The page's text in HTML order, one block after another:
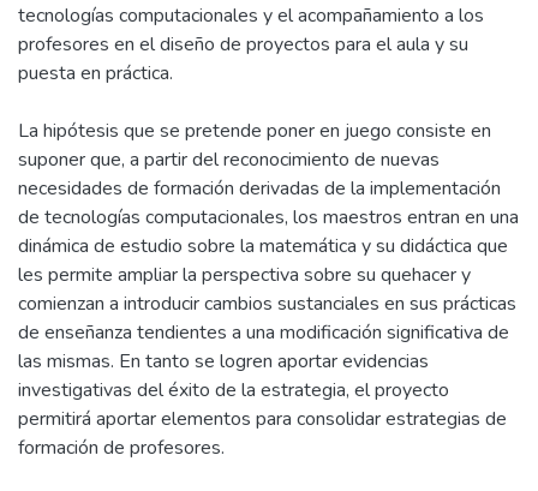
tecnologías computacionales y el acompañamiento a los
profesores en el diseño de proyectos para el aula y su
puesta en práctica.
La hipótesis que se pretende poner en juego consiste en
suponer que, a partir del reconocimiento de nuevas
necesidades de formación derivadas de la implementación
de tecnologías computacionales, los maestros entran en una
dinámica de estudio sobre la matemática y su didáctica que
les permite ampliar la perspectiva sobre su quehacer y
comienzan a introducir cambios sustanciales en sus prácticas
de enseñanza tendientes a una modificación significativa de
las mismas. En tanto se logren aportar evidencias
investigativas del éxito de la estrategia, el proyecto
permitirá aportar elementos para consolidar estrategias de
formación de profesores.